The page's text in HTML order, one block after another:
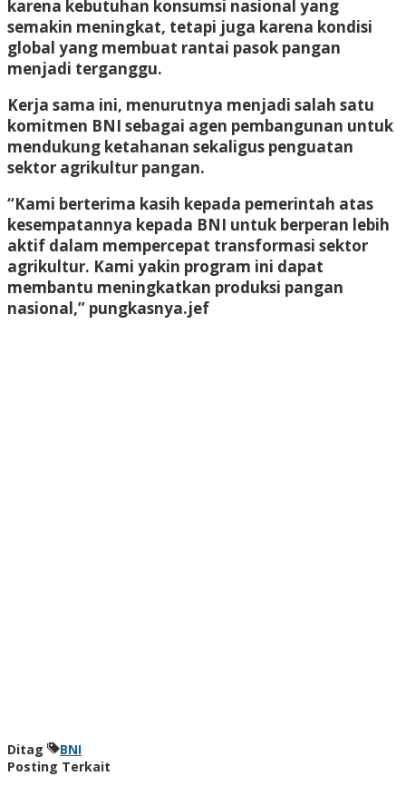
karena kebutuhan konsumsi nasional yang
semakin meningkat, tetapi juga karena kondisi
global yang membuat rantai pasok pangan
menjadi terganggu.
Kerja sama ini, menurutnya menjadi salah satu
komitmen BNI sebagai agen pembangunan untuk
mendukung ketahanan sekaligus penguatan
sektor agrikultur pangan.
“Kami berterima kasih kepada pemerintah atas
kesempatannya kepada BNI untuk berperan lebih
aktif dalam mempercepat transformasi sektor
agrikultur. Kami yakin program ini dapat
membantu meningkatkan produksi pangan
nasional,” pungkasnya.jef
Ditag
BNI
Posting Terkait